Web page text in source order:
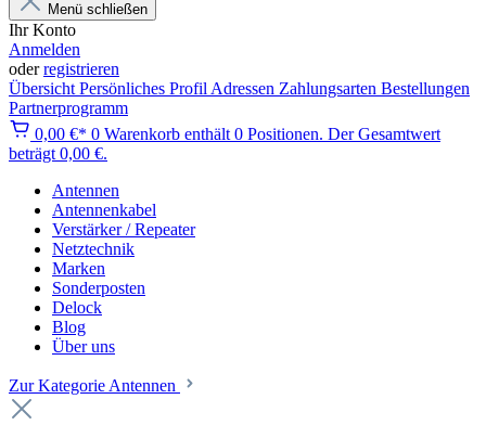
Menü schließen
Ihr Konto
Anmelden
oderregistrieren
Übersicht Persönliches Profil Adressen Zahlungsarten Bestellungen
Partnerprogramm
0,00 €* 0 Warenkorb enthält 0 Positionen. Der Gesamtwert
beträgt 0,00 €.
Antennen
Antennenkabel
Verstärker / Repeater
Netztechnik
Marken
Sonderposten
Delock
Blog
Über uns
Zur Kategorie Antennen